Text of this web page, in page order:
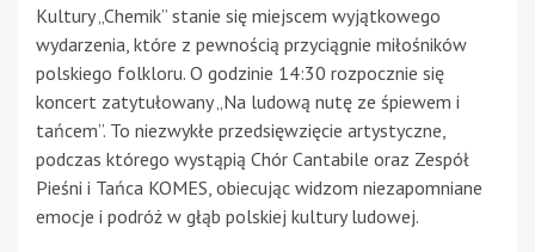
Kultury „Chemik” stanie się miejscem wyjątkowego
wydarzenia, które z pewnością przyciągnie miłośników
polskiego folkloru. O godzinie 14:30 rozpocznie się
koncert zatytułowany „Na ludową nutę ze śpiewem i
tańcem”. To niezwykłe przedsięwzięcie artystyczne,
podczas którego wystąpią Chór Cantabile oraz Zespół
Pieśni i Tańca KOMES, obiecując widzom niezapomniane
emocje i podróż w głąb polskiej kultury ludowej.